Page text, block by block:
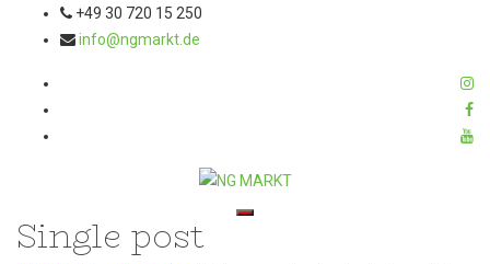
+49 30 720 15 250
info@ngmarkt.de
Single post